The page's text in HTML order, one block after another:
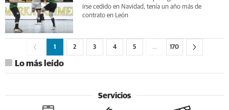
irse cedido en Navidad, tenía un año más de
contrato en León
1 2 3 4 5 … 170
Lo más leído
Servicios